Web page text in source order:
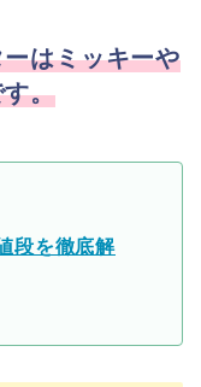
はミッキーや
。
段を徹底解